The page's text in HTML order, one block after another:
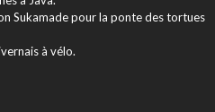
Sukamade pour la ponte des tortues
à vélo.